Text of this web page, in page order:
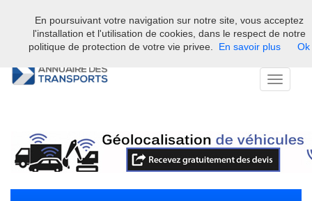
Bienvenue sur l'annuaire professionnel du transport et de la la
logistique en France.
Toggle
En poursuivant votre navigation sur notre site, vous acceptez
l'installation et l'utilisation de cookies, dans le respect de notre
politique de protection de votre vie privee.
En savoir plus Ok